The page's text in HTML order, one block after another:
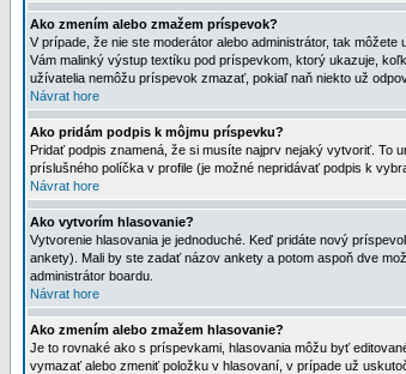
Ako zmením alebo zmažem príspevok?
V prípade, že nie ste moderátor alebo administrátor, tak
Vám malinký výstup textíku pod príspevkom, ktorý ukazuje,
užívatelia nemôžu príspevok zmazať, pokiaľ naň niekto už
Návrat hore
Ako pridám podpis k môjmu príspevku?
Pridať podpis znamená, že si musíte najprv nejaký vytvoriť. To
príslušného políčka v profile (je možné nepridávať podpis k
Návrat hore
Ako vytvorím hlasovanie?
Vytvorenie hlasovania je jednoduché. Keď pridáte nový
ankety). Mali by ste zadať názov ankety a potom aspoň dve
administrátor boardu.
Návrat hore
Ako zmením alebo zmažem hlasovanie?
Je to rovnaké ako s príspevkami, hlasovania môžu byť
vymazať alebo zmeniť položku v hlasovaní, v prípade už